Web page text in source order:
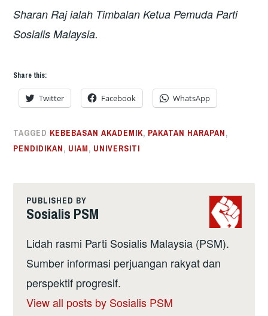
Sharan Raj ialah Timbalan Ketua Pemuda Parti
Sosialis Malaysia.
Share this:
Twitter Facebook WhatsApp
TAGGED KEBEBASAN AKADEMIK, PAKATAN HARAPAN,
PENDIDIKAN, UIAM, UNIVERSITI
PUBLISHED BY
Sosialis PSM
Lidah rasmi Parti Sosialis Malaysia (PSM).
Sumber informasi perjuangan rakyat dan
perspektif progresif.
View all posts by Sosialis PSM